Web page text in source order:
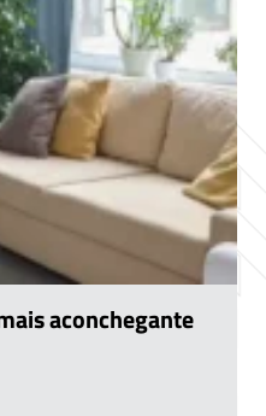
aconchegante